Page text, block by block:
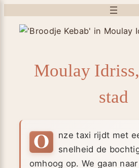
naar
Moulay
stad
O
nze taxi rijdt met
snelheid de
omhoog op. We gaan